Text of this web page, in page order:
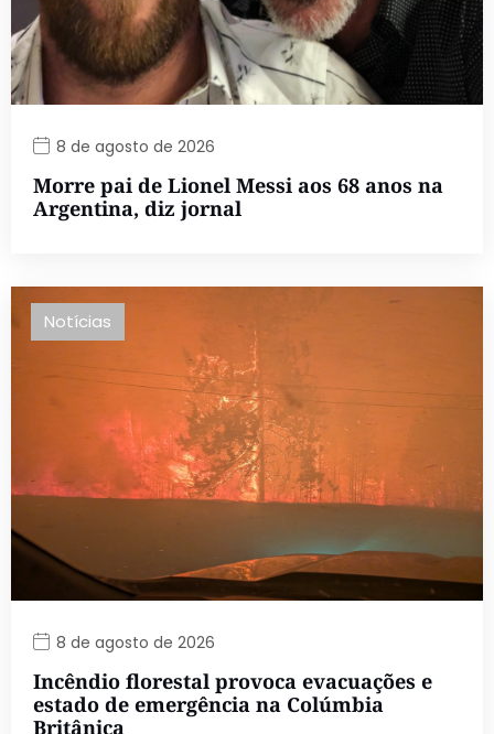
8 de agosto de 2026
Morre pai de Lionel Messi aos 68 anos na
Argentina, diz jornal
Notícias
8 de agosto de 2026
Incêndio florestal provoca evacuações e
estado de emergência na Colúmbia
Britânica